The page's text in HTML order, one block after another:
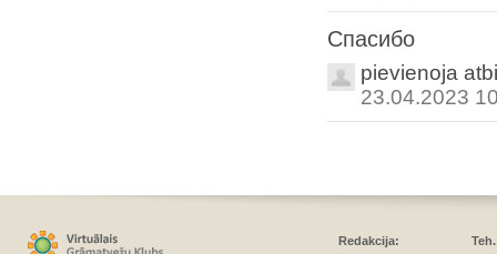
Спасибо
pievienoja
23.04.2023
Redakcija: